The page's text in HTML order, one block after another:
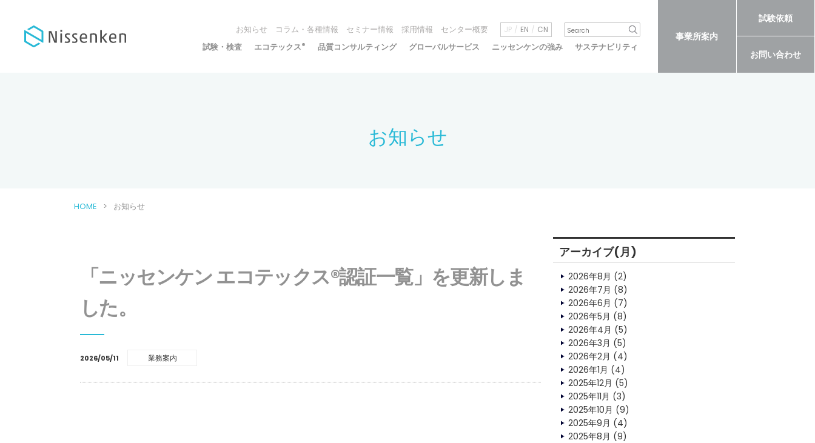
お知らせ コラム・各種情報 セミナー情報 採用情報 センター概要 JP EN CN
試験・検査 エコテックス® 品質コンサルティング グローバルサービス ニッセンケンの強み サステナビリティ
事業所案内
試験依頼
お問い合わせ
お知らせ
HOME お知らせ
「ニッセンケン エコテックス®認証一覧」を更新しま
した。
2026/05/11 業務案内
アーカイブ(月)
2026年8月 (2)
2026年7月 (8)
2026年6月 (7)
2026年5月 (8)
2026年4月 (5)
2026年3月 (5)
2026年2月 (4)
2026年1月 (4)
2025年12月 (5)
2025年11月 (3)
2025年10月 (9)
2025年9月 (4)
2025年8月 (9)